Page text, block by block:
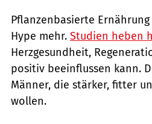
Pflanzenbasierte
Hype mehr. Studien heben
Herzgesundheit,
positiv beeinflussen kann.
Männer, die stärker, fitter
wollen.